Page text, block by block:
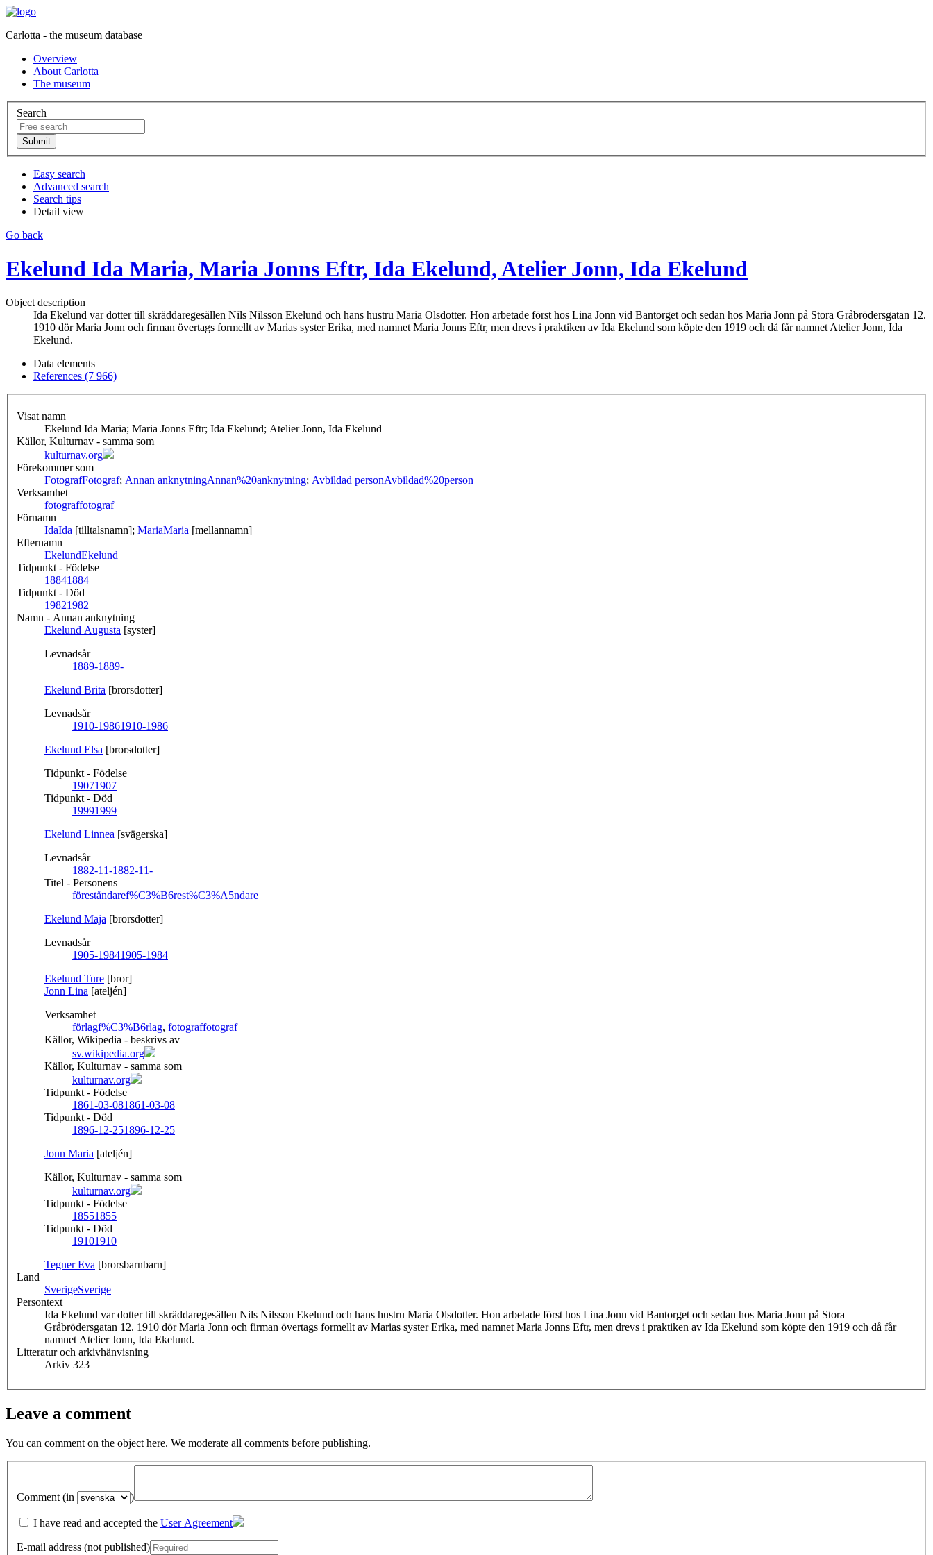
Carlotta - the museum database
Overview
About Carlotta
The museum
Search
Easy search
Advanced search
Search tips
Detail view
Go back
Ekelund Ida Maria, Maria Jonns Eftr, Ida Ekelund, Atelier Jonn, Ida Ekelund
Object description
Ida Ekelund var dotter till skräddaregesällen Nils Nilsson Ekelund och hans hustru Maria Olsdotter. Hon arbetade först hos Lina Jonn vid Bantorget och sedan hos Maria Jonn på Stora Gråbrödersgatan 12.
1910 dör Maria Jonn och firman övertags formellt av Marias syster Erika, med namnet Maria Jonns Eftr, men drevs i praktiken av Ida Ekelund som köpte den 1919 och då får namnet Atelier Jonn, Ida
Ekelund.
Data elements
References (7 966)
Visat namn
Ekelund Ida Maria; Maria Jonns Eftr; Ida Ekelund; Atelier Jonn, Ida Ekelund
Källor, Kulturnav - samma som
kulturnav.org
Förekommer som
FotografFotograf; Annan anknytningAnnan%20anknytning; Avbildad personAvbildad%20person
Verksamhet
fotograffotograf
Förnamn
IdaIda [tilltalsnamn]; MariaMaria [mellannamn]
Efternamn
EkelundEkelund
Tidpunkt - Födelse
18841884
Tidpunkt - Död
19821982
Namn - Annan anknytning
Ekelund Augusta [syster]
Levnadsår
1889-1889-
Ekelund Brita [brorsdotter]
Levnadsår
1910-19861910-1986
Ekelund Elsa [brorsdotter]
Tidpunkt - Födelse
19071907
Tidpunkt - Död
19991999
Ekelund Linnea [svägerska]
Levnadsår
1882-11-1882-11-
Titel - Personens
föreståndaref%C3%B6rest%C3%A5ndare
Ekelund Maja [brorsdotter]
Levnadsår
1905-19841905-1984
Ekelund Ture [bror]
Jonn Lina [ateljén]
Verksamhet
förlagf%C3%B6rlag, fotograffotograf
Källor, Wikipedia - beskrivs av
sv.wikipedia.org
Källor, Kulturnav - samma som
kulturnav.org
Tidpunkt - Födelse
1861-03-081861-03-08
Tidpunkt - Död
1896-12-251896-12-25
Jonn Maria [ateljén]
Källor, Kulturnav - samma som
kulturnav.org
Tidpunkt - Födelse
18551855
Tidpunkt - Död
19101910
Tegner Eva [brorsbarnbarn]
Land
SverigeSverige
Persontext
Ida Ekelund var dotter till skräddaregesällen Nils Nilsson Ekelund och hans hustru Maria Olsdotter. Hon arbetade först hos Lina Jonn vid Bantorget och sedan hos Maria Jonn på Stora
Gråbrödersgatan 12. 1910 dör Maria Jonn och firman övertags formellt av Marias syster Erika, med namnet Maria Jonns Eftr, men drevs i praktiken av Ida Ekelund som köpte den 1919 och då får
namnet Atelier Jonn, Ida Ekelund.
Litteratur och arkivhänvisning
Arkiv 323
Leave a comment
You can comment on the object here. We moderate all comments before publishing.
Comment (in )
I have read and accepted the User Agreement
E-mail address (not published)